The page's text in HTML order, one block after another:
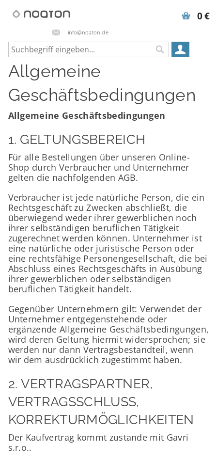
info@noaton.de
0 €
Allgemeine
Geschäftsbedingungen
Allgemeine Geschäftsbedingungen
1. GELTUNGSBEREICH
Für alle Bestellungen über unseren Online-
Shop durch Verbraucher und Unternehmer
gelten die nachfolgenden AGB.
Verbraucher ist jede natürliche Person, die ein
Rechtsgeschäft zu Zwecken abschließt, die
überwiegend weder ihrer gewerblichen noch
ihrer selbständigen beruflichen Tätigkeit
zugerechnet werden können. Unternehmer ist
eine natürliche oder juristische Person oder
eine rechtsfähige Personengesellschaft, die bei
Abschluss eines Rechtsgeschäfts in Ausübung
ihrer gewerblichen oder selbständigen
beruflichen Tätigkeit handelt.
Gegenüber Unternehmern gilt: Verwendet der
Unternehmer entgegenstehende oder
ergänzende Allgemeine Geschäftsbedingungen,
wird deren Geltung hiermit widersprochen; sie
werden nur dann Vertragsbestandteil, wenn
wir dem ausdrücklich zugestimmt haben.
2. VERTRAGSPARTNER,
VERTRAGSSCHLUSS,
KORREKTURMÖGLICHKEITEN
Der Kaufvertrag kommt zustande mit Gavri
s.r.o..